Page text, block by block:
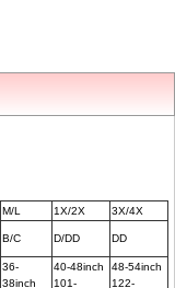
M/L 1X/2X
3X/4X
B/C D/DD DD
36-
38inch
40-48inch
101-
48-54inch
122-